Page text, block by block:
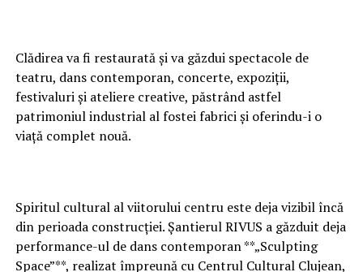
Clădirea va fi restaurată și va găzdui spectacole de
teatru, dans contemporan, concerte, expoziții,
festivaluri și ateliere creative, păstrând astfel
patrimoniul industrial al fostei fabrici și oferindu-i o
viață complet nouă.
Spiritul cultural al viitorului centru este deja vizibil încă
din perioada construcției. Șantierul RIVUS a găzduit deja
performance-ul de dans contemporan **„Sculpting
Space”**, realizat împreună cu Centrul Cultural Clujean,